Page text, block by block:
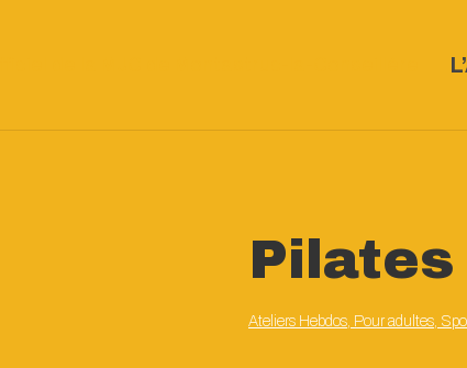
Ateliers Hebdos Pour adultes